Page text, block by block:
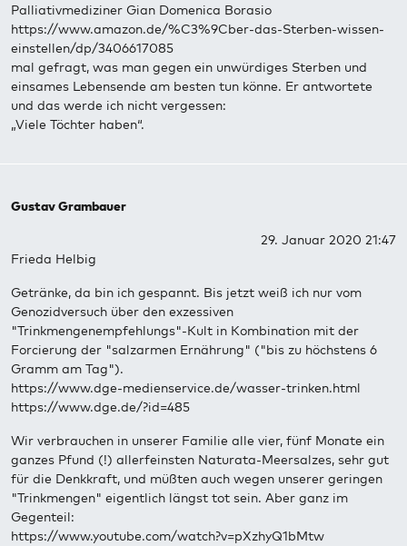
Palliativmediziner Gian Domenica Borasio
https://www.amazon.de/%C3%9Cber-das-Sterben-wissen-
einstellen/dp/3406617085
mal gefragt, was man gegen ein unwürdiges Sterben und
einsames Lebensende am besten tun könne. Er antwortete
und das werde ich nicht vergessen:
„Viele Töchter haben“.
Gustav Grambauer
29. Januar 2020 21:47
Frieda Helbig
Getränke, da bin ich gespannt. Bis jetzt weiß ich nur vom
Genozidversuch über den exzessiven
"Trinkmengenempfehlungs"-Kult in Kombination mit der
Forcierung der "salzarmen Ernährung" ("bis zu höchstens 6
Gramm am Tag").
https://www.dge-medienservice.de/wasser-trinken.html
https://www.dge.de/?id=485
Wir verbrauchen in unserer Familie alle vier, fünf Monate ein
ganzes Pfund (!) allerfeinsten Naturata-Meersalzes, sehr gut
für die Denkkraft, und müßten auch wegen unserer geringen
"Trinkmengen" eigentlich längst tot sein. Aber ganz im
Gegenteil:
https://www.youtube.com/watch?v=pXzhyQ1bMtw